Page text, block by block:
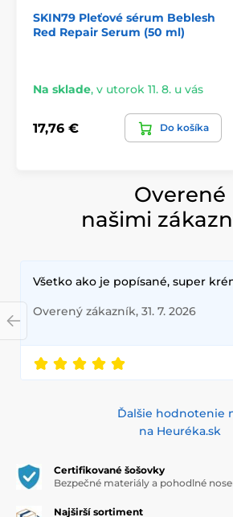
SKIN79 Pleťové sérum Beblesh
Red Repair Serum (50 ml)
Na sklade, v utorok 11. 8. u vás
17,76 € Do košíka
Overené
našimi
Všetko ako je popísané, super
Overený zákazník, 31. 7. 2026
Ďalšie hodnotenie
na Heuréka.sk
Certifikované šošovky
Bezpečné materiály a pohodlné
Najširší sortiment